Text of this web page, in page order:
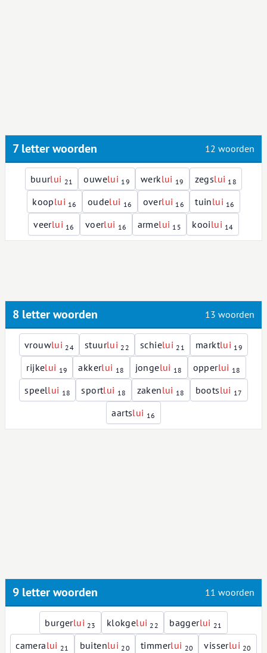
7 letter woorden 12 woorden
buurlui 21 ouwelui 19 werklui 19 zegslui 18
kooplui 16 oudelui 16 overlui 16 tuinlui 16
veerlui 16 voerlui 16 armelui 15 kooilui 14
8 letter woorden 13 woorden
vrouwlui 24 stuurlui 22 schielui 21 marktlui 19
rijkelui 19 akkerlui 18 jongelui 18 opperlui 18
speellui 18 sportlui 18 zakenlui 18 bootslui 17
aartslui 16
9 letter woorden 11 woorden
burgerlui 23 klokgelui 22 baggerlui 21
cameralui 21 buitenlui 20 timmerlui 20 visserlui 20